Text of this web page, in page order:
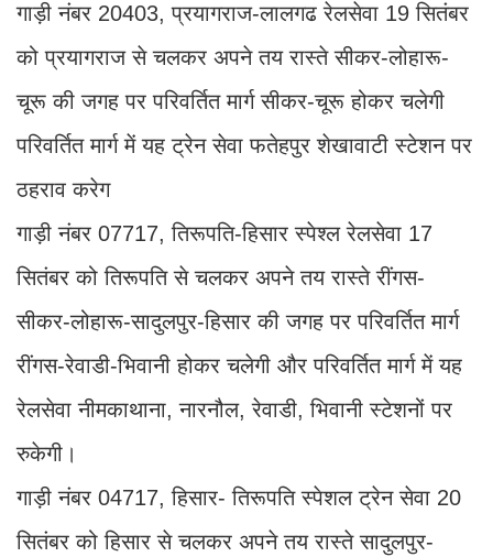
गाड़ी नंबर 20403, प्रयागराज-लालगढ रेलसेवा 19 सितंबर
को प्रयागराज से चलकर अपने तय रास्ते सीकर-लोहारू-
चूरू की जगह पर परिवर्तित मार्ग सीकर-चूरू होकर चलेगी
परिवर्तित मार्ग में यह ट्रेन सेवा फतेहपुर शेखावाटी स्टेशन पर
ठहराव करेग
गाड़ी नंबर 07717, तिरूपति-हिसार स्पेश्ल रेलसेवा 17
सितंबर को तिरूपति से चलकर अपने तय रास्ते रींगस-
सीकर-लोहारू-सादुलपुर-हिसार की जगह पर परिवर्तित मार्ग
रींगस-रेवाडी-भिवानी होकर चलेगी और परिवर्तित मार्ग में यह
रेलसेवा नीमकाथाना, नारनौल, रेवाडी, भिवानी स्टेशनों पर
रुकेगी।
गाड़ी नंबर 04717, हिसार- तिरूपति स्पेशल ट्रेन सेवा 20
सितंबर को हिसार से चलकर अपने तय रास्ते सादुलपुर-